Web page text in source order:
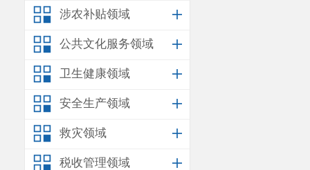
涉农补贴领域
公共文化服务领域
卫生健康领域
安全生产领域
救灾领域
税收管理领域